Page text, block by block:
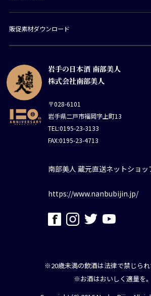
岩手の日本酒 南部美人
株式会社南部美人
〒028-6101
岩手県二戸市福岡字上町13
TEL:0195-23-3133
FAX:0195-23-4713
南部美人 蔵元直送ネットショッ
https://www.nanbubijin.jp/
販促素材ダウンロード
※20歳未満の飲酒は法律で禁じられ
※お酒はおいしく適量を。